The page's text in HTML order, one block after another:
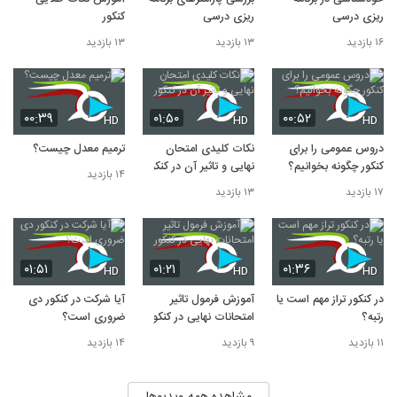
ریزی درسی
۱۶ بازدید
ریزی درسی
۱۳ بازدید
کنکور
۱۳ بازدید
۰۰:۵۲ HD
دروس عمومی را برای
کنکور چگونه بخوانیم؟
۱۷ بازدید
۰۱:۵۰ HD
نکات کلیدی امتحان
نهایی و تاثیر آن در کنکور
۱۳ بازدید
۰۰:۳۹ HD
ترمیم معدل چیست؟
۱۴ بازدید
۰۱:۳۶ HD
در کنکور تراز مهم است یا
رتبه؟
۱۱ بازدید
۰۱:۲۱ HD
آموزش فرمول تاثیر
امتحانات نهایی در کنکور
۹ بازدید
۰۱:۵۱ HD
آیا شرکت در کنکور دی
ضروری است؟
۱۴ بازدید